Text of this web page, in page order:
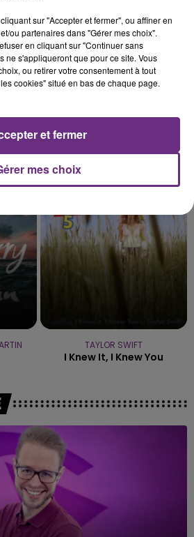
6h49
6h49
CHRISTOPHE WILLEM
TAYLOR SWIFT
I Knew It, I Knew You
sur "Accepter et fermer", ou affiner en
ou partenaires dans "Gérer mes choix".
en cliquant sur "Continuer sans
ne s'appliqueront que pour ce site. Vous
ou retirer votre consentement à tout
cookies" situé en bas de chaque page.
mes choix
et fermer